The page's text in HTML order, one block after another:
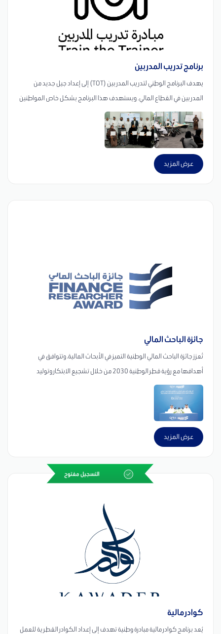
برنامج تدريب المدربين
يهدف البرنامج الوطني لتدريب المدربين (TOT) إلى إعداد جيل جديد من
المدربين في القطاع المالي. ويستهدف هذا البرنامج بشكل خاص المواطنين
القطريين الذين أظهروا مستوى متميزًا من المعرفة والخبرة في مجالاتهم.
يرتكز الهدف الأساسي للبرنامج على استثمار إمكانات هؤلاء الأفراد من خلال
تزويدهم بالتدريب اللازم لتمكينهم من نقل مهاراتهم ومعارفهم للآخرين
بكفاءة واحترافية. ومن خلال ذلك، نسعى إلى خلق دورة مستدامة لنقل
المعرفة تسهم في رفع المعايير المهنية داخل القطاع المالي، وتعزز في الوقت
عرض المزيد
جائزة الباحث المالي
تُعزز جائزة الباحث المالي الوطنية التميز في الأبحاث المالية، وتتوافق في
أهدافها مع رؤية قطر الوطنية 2030 من خلال تشجيع الابتكار وتوليد
المعرفة في القطاعين المالي والمصرفي. وتكرّم الجائزة الأبحاث المبتكرة
لطلاب البكالوريوس والماجستير والباحثين الأكاديميين في قطر، مع تخصيص
جائزة خاصة للباحثين القطريين.
عرض المزيد
كوادر مالية
يُعد برنامج كوادر مالية مبادرة وطنية تهدف إلى إعداد الكوادر القطرية للعمل
التسجيل مفتوح